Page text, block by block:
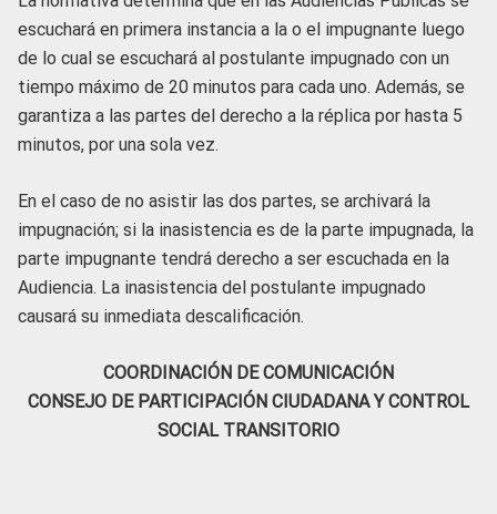
escuchará en primera instancia a la o el impugnante luego
de lo cual se escuchará al postulante impugnado con un
tiempo máximo de 20 minutos para cada uno. Además, se
garantiza a las partes del derecho a la réplica por hasta 5
minutos, por una sola vez.
En el caso de no asistir las dos partes, se archivará la
impugnación; si la inasistencia es de la parte impugnada, la
parte impugnante tendrá derecho a ser escuchada en la
Audiencia. La inasistencia del postulante impugnado
causará su inmediata descalificación.
COORDINACIÓN DE COMUNICACIÓN
CONSEJO DE PARTICIPACIÓN CIUDADANA Y CONTROL
SOCIAL TRANSITORIO